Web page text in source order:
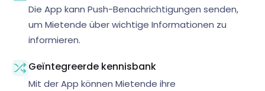
Die App kann Push-Benachrichtigungen senden,
um Mietende über wichtige Informationen zu
informieren.
Geïntegreerde kennisbank
Mit der App können Mietende ihre